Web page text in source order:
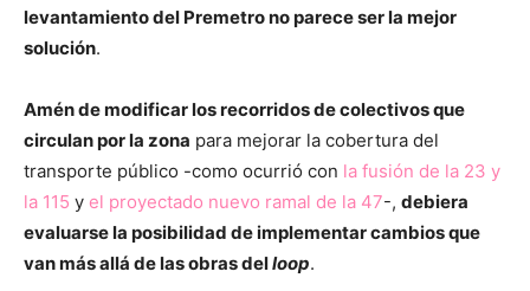
levantamiento del Premetro no parece ser la mejor
solución.
Amén de modificar los recorridos de colectivos que
circulan por la zona para mejorar la cobertura del
transporte público -como ocurrió con la fusión de la 23 y
la 115 y el proyectado nuevo ramal de la 47-, debiera
evaluarse la posibilidad de implementar cambios que
van más allá de las obras delloop.